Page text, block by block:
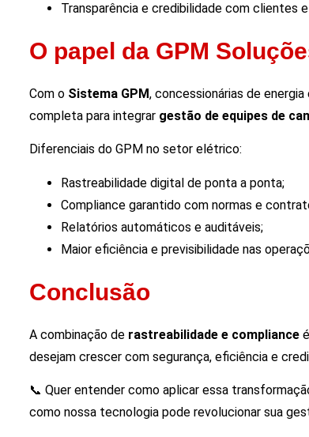
Transparência e credibilidade com clientes
O papel da GPM
Com o Sistema GPM, concessionárias de
completa para integrar gestão de equipes de
Diferenciais do GPM no setor elétrico:
Rastreabilidade digital de ponta a ponta;
Compliance garantido com normas e
Relatórios automáticos e auditáveis;
Maior eficiência e previsibilidade nas
Conclusão
A combinação de rastreabilidade e compliance
desejam crescer com segurança, eficiência e
📞 Quer entender como aplicar essa
como nossa tecnologia pode revolucionar sua